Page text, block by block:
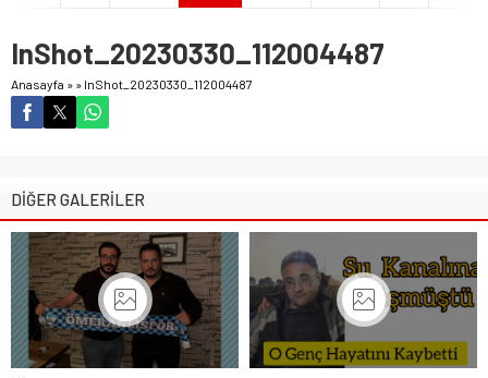
InShot_20230330_112004487
Anasayfa » » InShot_20230330_112004487
DİĞER GALERİLER